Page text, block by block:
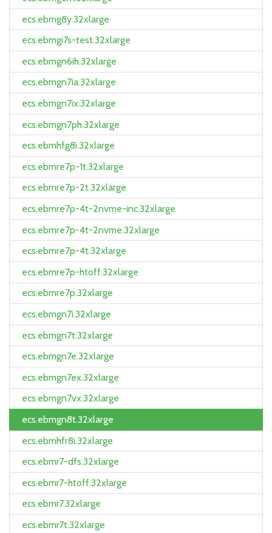
ecs.ebmg8y.32xlarge
ecs.ebmgi7s-test.32xlarge
ecs.ebmgn6ih.32xlarge
ecs.ebmgn7ia.32xlarge
ecs.ebmgn7ix.32xlarge
ecs.ebmgn7ph.32xlarge
ecs.ebmhfg8i.32xlarge
ecs.ebmre7p-1t.32xlarge
ecs.ebmre7p-2t.32xlarge
ecs.ebmre7p-4t-2nvme-inc.32xlarge
ecs.ebmre7p-4t-2nvme.32xlarge
ecs.ebmre7p-4t.32xlarge
ecs.ebmre7p-htoff.32xlarge
ecs.ebmre7p.32xlarge
ecs.ebmgn7i.32xlarge
ecs.ebmgn7t.32xlarge
ecs.ebmgn7e.32xlarge
ecs.ebmgn7ex.32xlarge
ecs.ebmgn7vx.32xlarge
ecs.ebmgn8t.32xlarge
ecs.ebmhfr8i.32xlarge
ecs.ebmr7-dfs.32xlarge
ecs.ebmr7-htoff.32xlarge
ecs.ebmr7.32xlarge
ecs.ebmr7t.32xlarge